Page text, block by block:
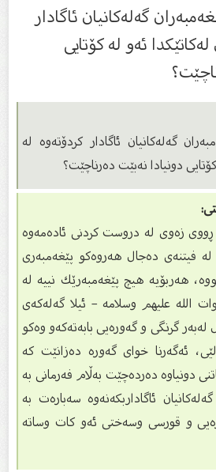
گەلەكانیان ئاگادار
ئەو لە كۆتایی
گەلەكانیان ئاگادار كردۆتەوە لە
دونیادا نەبێت دەرناچێت؟
زەوى لە دروست كردنى ئادەمەوە
فیتنەى دەجال هەروەكو پێغەمبەرى
هەربۆیە هیچ پێغەمبەرێك نییە لە
عليهم وسلامه – ئیلا گەلەكەى
لەبەر گرنگى و گەورەیی بابەتەكەو وەكو
ئەگەرنا خواى گەورە دەزانێت كە
دونیاوە دەردەچێت بەڵام فەرمانى بە
ئاگاداربكەنەوە سەبارەت بە
و قورسی وسەختى ئەو كات وساتە